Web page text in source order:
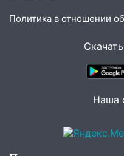
мотофристайлом
Жару смоет
погоды в
выходные 8-9
В
пассажира»
Политика в отношении
Наша